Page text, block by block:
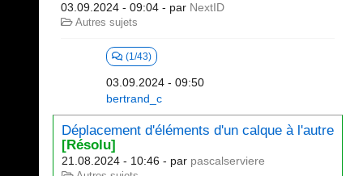
03.09.2024 - 09:04 - par NextID
Autres sujets
(1/43)
03.09.2024 - 09:50
bertrand_c
Déplacement d'éléments d'un calque à l'autre
[Résolu]
21.08.2024 - 10:46 - par pascalserviere